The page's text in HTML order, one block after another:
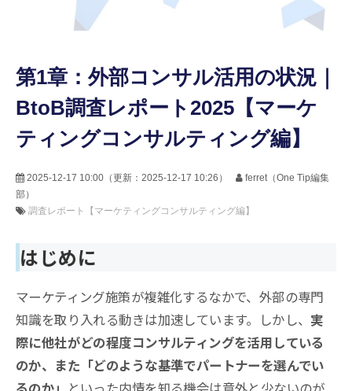
第1章：外部コンサル活用の状況｜
BtoB調査レポート2025【マーケ
ティングコンサルティング編】
2025-12-17 10:00 （更新： 2025-12-17 10:26 ）
ferret（One Tip編集
部）
調査レポート【マーケティングコンサルティング編】
はじめに
マーケティング施策が複雑化するなかで、外部の専門
知識を取り入れる動きは加速しています。しかし、 実
際に他社がどの程度コンサルティングを活用している
のか、また「どのような基準でパートナーを選んでい